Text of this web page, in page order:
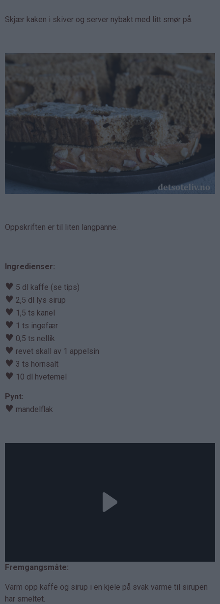
Skjær kaken i skiver og server nybakt med litt smør på.
Oppskriften er til liten langpanne.
Ingredienser:
♥ 5 dl kaffe (se tips)
♥ 2,5 dl lys sirup
♥ 1,5 ts kanel
♥ 1 ts ingefær
♥ 0,5 ts nellik
♥ revet skall av 1 appelsin
♥ 3 ts hornsalt
♥ 10 dl hvetemel
Pynt:
♥ mandelflak
Fremgangsmåte:
Varm opp kaffe og sirup i en kjele på svak varme til sirupen
har smeltet.